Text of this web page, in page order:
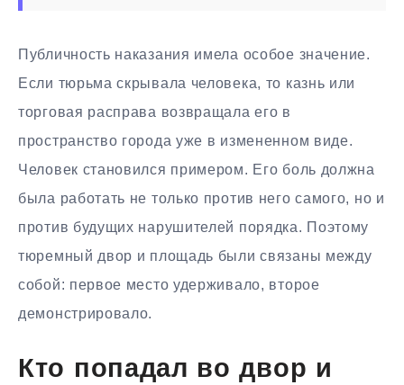
Публичность наказания имела особое значение.
Если тюрьма скрывала человека, то казнь или
торговая расправа возвращала его в
пространство города уже в измененном виде.
Человек становился примером. Его боль должна
была работать не только против него самого, но и
против будущих нарушителей порядка. Поэтому
тюремный двор и площадь были связаны между
собой: первое место удерживало, второе
демонстрировало.
Кто попадал во двор и